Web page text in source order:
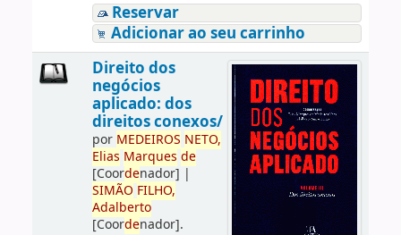
Reservar
Adicionar ao seu carrinho
Direito dos
negócios
aplicado: dos
direitos conexos/
por MEDEIROS NETO,
Elias Marques de
[Coordenador] |
SIMÃO FILHO,
Adalberto
[Coordenador].